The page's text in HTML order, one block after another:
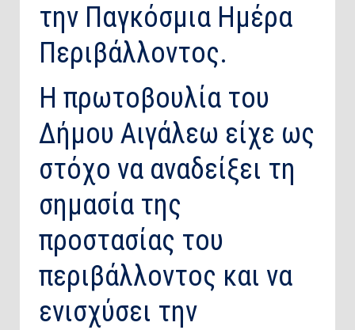
την Παγκόσμια Ημέρα
Περιβάλλοντος.
Η πρωτοβουλία του
Δήμου Αιγάλεω είχε ως
στόχο να αναδείξει τη
σημασία της
προστασίας του
περιβάλλοντος και να
ενισχύσει την